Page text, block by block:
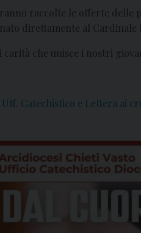
raccolte le offerte delle
direttamente al Cardinale
che unisce i nostri
Catechistico e Lettera ai